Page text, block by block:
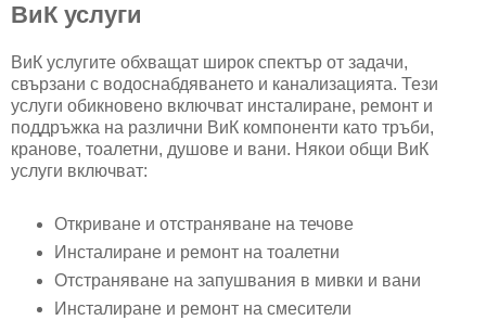
ВиК услуги
ВиК услугите обхващат широк спектър от задачи,
свързани с водоснабдяването и канализацията. Тези
услуги обикновено включват инсталиране, ремонт и
поддръжка на различни ВиК компоненти като тръби,
кранове, тоалетни, душове и вани. Някои общи ВиК
услуги включват:
Откриване и отстраняване на течове
Инсталиране и ремонт на тоалетни
Отстраняване на запушвания в мивки и вани
Инсталиране и ремонт на смесители